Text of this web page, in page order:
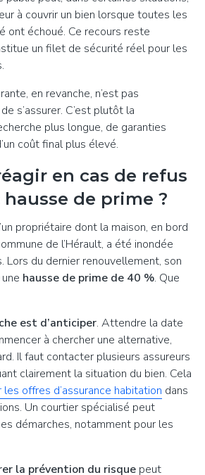
à couvrir un bien lorsque toutes les
ont échoué. Ce recours reste
un filet de sécurité réel pour les
en revanche, n’est pas
s’assurer. C’est plutôt la
plus longue, de garanties
coût final plus élevé.
en cas de refus
de prime ?
propriétaire dont la maison, en bord
de l’Hérault, a été inondée
Lors du dernier renouvellement, son
hausse de prime de 40 %. Que
est d’anticiper. Attendre la date
à chercher une alternative,
Il faut contacter plusieurs assureurs
clairement la situation du bien. Cela
les offres d’assurance habitation dans
Un courtier spécialisé peut
démarches, notamment pour les
la prévention du risque peut